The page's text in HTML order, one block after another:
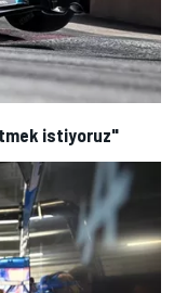
istiyoruz"